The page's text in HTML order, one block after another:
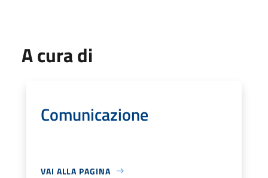
A cura di
Comunicazione
VAI ALLA PAGINA